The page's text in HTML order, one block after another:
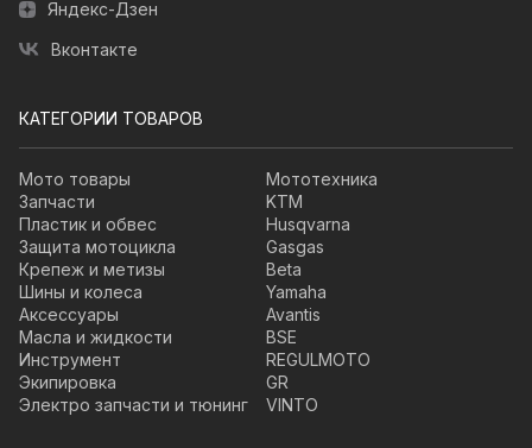
Яндекс-Дзен
Вконтакте
КАТЕГОРИИ ТОВАРОВ
Мото товары
Запчасти
Пластик и обвес
Защита мотоцикла
Крепеж и метизы
Шины и колеса
Аксессуары
Масла и жидкости
Инструмент
Экипировка
Электро запчасти и тюнинг
Мототехника
KTM
Husqvarna
Gasgas
Beta
Yamaha
Avantis
BSE
REGULMOTO
GR
VINTO